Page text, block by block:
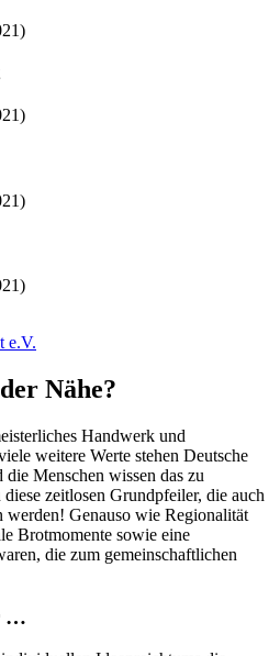
e.V.
Nähe?
Handwerk und
weitere Werte stehen Deutsche
Menschen wissen das zu
zeitlosen Grundpfeiler, die auch
Genauso wie Regionalität
Brotmomente sowie eine
die zum gemeinschaftlichen
…